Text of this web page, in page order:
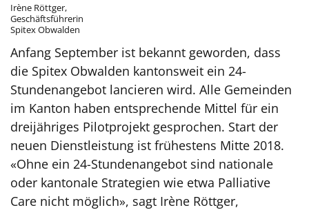
Irène Röttger,
Geschäftsführerin
Spitex Obwalden
Anfang September ist bekannt geworden, dass
die Spitex Obwalden kantonsweit ein 24-
Stundenangebot lancieren wird. Alle Gemeinden
im Kanton haben entsprechende Mittel für ein
dreijähriges Pilotprojekt gesprochen. Start der
neuen Dienstleistung ist frühestens Mitte 2018.
«Ohne ein 24-Stundenangebot sind nationale
oder kantonale Strategien wie etwa Palliative
Care nicht möglich», sagt Irène Röttger,